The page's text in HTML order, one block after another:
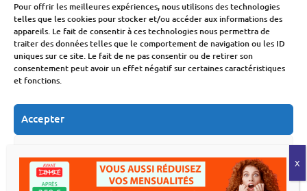
Pour offrir les meilleures expériences, nous utilisons des technologies
telles que les cookies pour stocker et/ou accéder aux informations des
appareils. Le fait de consentir à ces technologies nous permettra de
traiter des données telles que le comportement de navigation ou les ID
uniques sur ce site. Le fait de ne pas consentir ou de retirer son
consentement peut avoir un effet négatif sur certaines caractéristiques
et fonctions.
Accepter
Voir les préférences
Crédit immobilier : la
baisse des taux à l’arrêt
dès la rentrée 2026 ?
Fabien Monvoisin
29 Juillet 2026
Crédit
propriétaire : quelles
dossier Banque de
France est déjà engagé ?